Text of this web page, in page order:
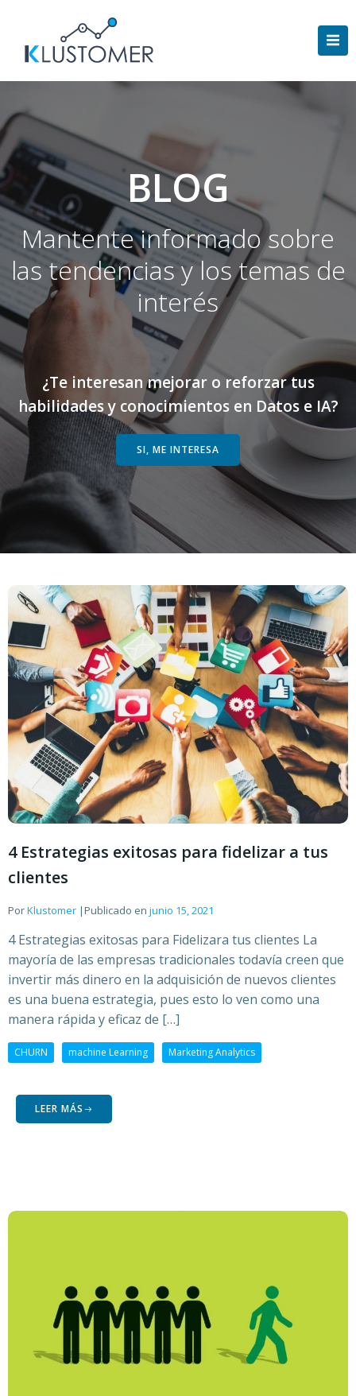
BLOG
Mantente informado sobre
las tendencias y los temas de
interés
¿Te interesan mejorar o reforzar tus
habilidades y conocimientos en Datos e IA?
SI, ME INTERESA
4 Estrategias exitosas para fidelizar a tus
clientes
PorKlustomer |Publicado en junio 15, 2021
4 Estrategias exitosas para Fidelizara tus clientes La
mayoría de las empresas tradicionales todavía creen que
invertir más dinero en la adquisición de nuevos clientes
es una buena estrategia, pues esto lo ven como una
manera rápida y eficaz de […]
CHURN machine Learning Marketing Analytics
LEER MÁS